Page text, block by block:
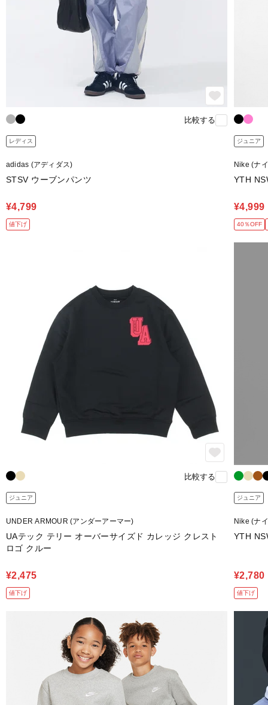
比較する
レディス
adidas (アディダス)
STSV ウーブンパンツ
¥4,799
値下げ
ジュニア
Nike (ナ
YTH
¥4,999
40％OFF
比較する
ジュニア
UNDER ARMOUR (アンダーアーマー)
UAテック テリー オーバーサイズド カレッジ クレスト
ロゴ クルー
¥2,475
値下げ
ジュニア
Nike (ナ
YTH
¥2,780
値下げ